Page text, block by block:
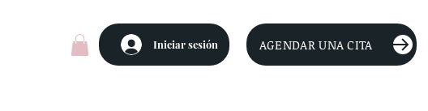
Iniciar sesión AGENDAR UNA CITA